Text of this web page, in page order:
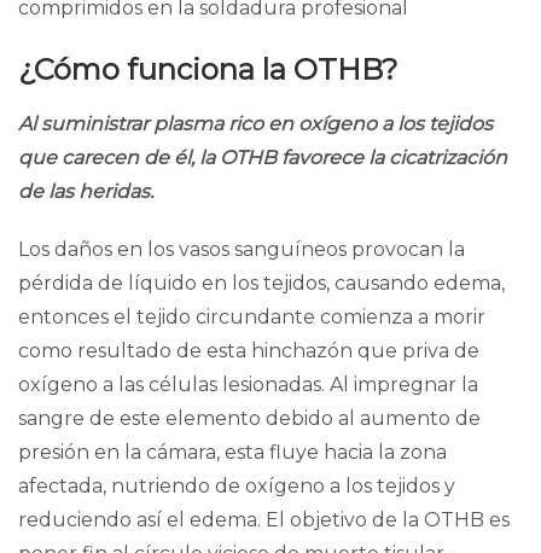
comprimidos en la soldadura profesional
¿Cómo funciona la OTHB?
Al suministrar plasma rico en oxígeno a los tejidos
que carecen de él, la OTHB favorece la cicatrización
de las heridas.
Los daños en los vasos sanguíneos provocan la
pérdida de líquido en los tejidos, causando edema,
entonces el tejido circundante comienza a morir
como resultado de esta hinchazón que priva de
oxígeno a las células lesionadas. Al impregnar la
sangre de este elemento debido al aumento de
presión en la cámara, esta fluye hacia la zona
afectada, nutriendo de oxígeno a los tejidos y
reduciendo así el edema. El objetivo de la OTHB es